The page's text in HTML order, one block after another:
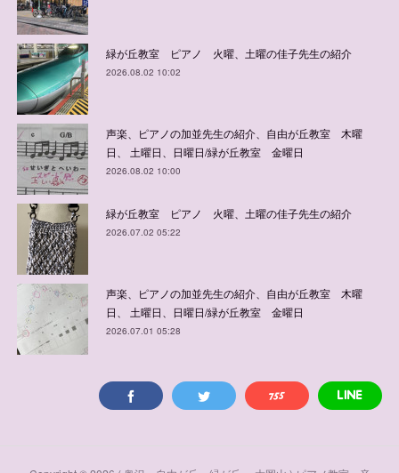
緑が丘教室 ピアノ 火曜、土曜の佳子先生の紹介
2026.08.02 10:02
声楽、ピアノの加並先生の紹介、自由が丘教室 木曜
日、 土曜日、日曜日/緑が丘教室 金曜日
2026.08.02 10:00
緑が丘教室 ピアノ 火曜、土曜の佳子先生の紹介
2026.07.02 05:22
声楽、ピアノの加並先生の紹介、自由が丘教室 木曜
日、 土曜日、日曜日/緑が丘教室 金曜日
2026.07.01 05:28